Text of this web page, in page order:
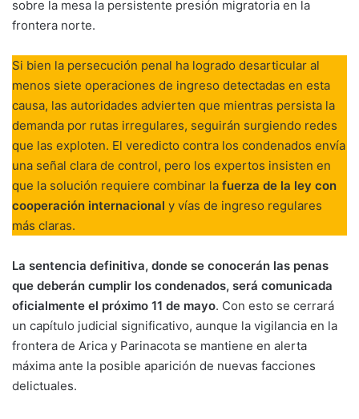
sobre la mesa la persistente presión migratoria en la
frontera norte.
Si bien la persecución penal ha logrado desarticular al
menos siete operaciones de ingreso detectadas en esta
causa, las autoridades advierten que mientras persista la
demanda por rutas irregulares, seguirán surgiendo redes
que las exploten. El veredicto contra los condenados envía
una señal clara de control, pero los expertos insisten en
que la solución requiere combinar la fuerza de la ley con
cooperación internacional y vías de ingreso regulares
más claras.
La sentencia definitiva, donde se conocerán las penas
que deberán cumplir los condenados, será comunicada
oficialmente el próximo 11 de mayo. Con esto se cerrará
un capítulo judicial significativo, aunque la vigilancia en la
frontera de Arica y Parinacota se mantiene en alerta
máxima ante la posible aparición de nuevas facciones
delictuales.